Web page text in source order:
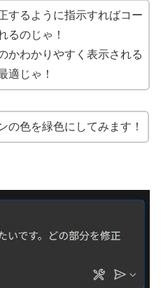
するように指示すればコー
るのじゃ！
かわかりやすく表示される
適じゃ！
の色を緑色にしてみます！